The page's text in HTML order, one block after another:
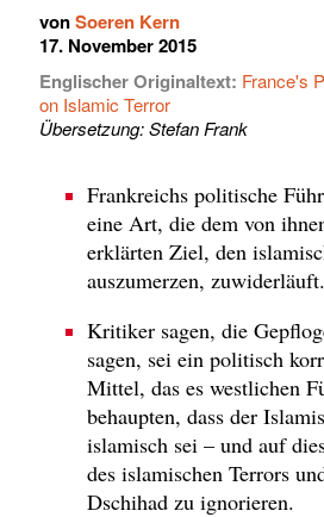
vonSoeren Kern
17. November 2015
Englischer Originaltext: France's
on Islamic Terror
Übersetzung: Stefan Frank
Frankreichs politische
eine Art, die dem von
erklärten Ziel, den
auszumerzen, zuwiderläuft.
Kritiker sagen, die
sagen, sei ein politisch
Mittel, das es westlichen
behaupten, dass der
islamisch sei – und auf
des islamischen Terrors
Dschihad zu ignorieren.